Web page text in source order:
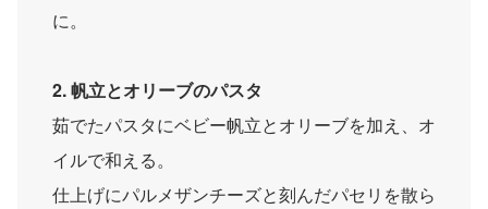
に。
2. 帆立とオリーブのパスタ
茹でたパスタにベビー帆立とオリーブを加え、オ
イルで和える。
仕上げにパルメザンチーズと刻んだパセリを散ら